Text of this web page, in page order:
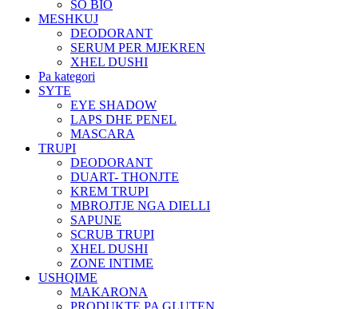
SO BIO
MESHKUJ
DEODORANT
SERUM PER MJEKREN
XHEL DUSHI
Pa kategori
SYTE
EYE SHADOW
LAPS DHE PENEL
MASCARA
TRUPI
DEODORANT
DUART- THONJTE
KREM TRUPI
MBROJTJE NGA DIELLI
SAPUNE
SCRUB TRUPI
XHEL DUSHI
ZONE INTIME
USHQIME
MAKARONA
PRODUKTE PA GLUTEN